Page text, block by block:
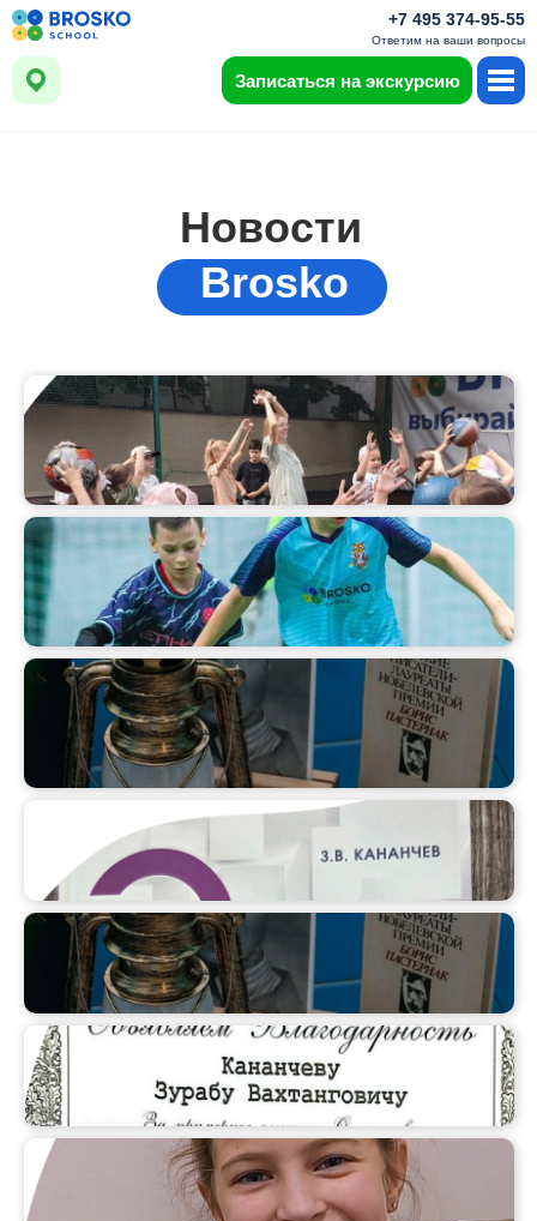
+7 495 374-95-55
Ответим на ваши вопросы
Записаться на экскурсию
Brosko
Новости
Лагерь Броско - Юные банкиры и
художники!
Сборная Броско - бронзовые
призеры!
VII Пастернаковские чтения
(видеотчет)
VII Пастернаковские чтения